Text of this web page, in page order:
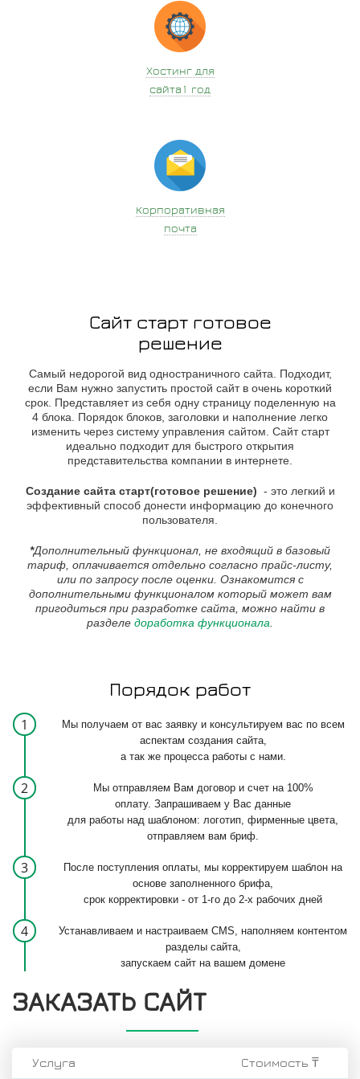
Хостинг для
сайта1 год
Корпоративная
почта
Сайт старт готовое
решение
Самый недорогой вид одностраничного сайта. Подходит,
если Вам нужно запустить простой сайт в очень короткий
срок. Представляет из себя одну страницу поделенную на
4 блока. Порядок блоков, заголовки и наполнение легко
изменить через систему управления сайтом. Сайт старт
идеально подходит для быстрого открытия
представительства компании в интернете.
Создание сайта старт(готовое решение) - это легкий и
эффективный способ донести информацию до конечного
пользователя.
*Дополнительный функционал, не входящий в базовый
тариф, оплачивается отдельно согласно прайс-листу,
или по запросу после оценки. Ознакомится с
дополнительными функционалом который может вам
пригодиться при разработке сайта, можно найти в
разделе доработка функционала
Порядок работ
1
Мы получаем от вас заявку и консультируем вас по всем
аспектам создания сайта,
а так же процесса работы с нами.
2
Мы отправляем Вам договор и счет на 100%
оплату. Запрашиваем у Вас данные
для работы над шаблоном: логотип, фирменные цвета,
отправляем вам бриф.
3
После поступления оплаты, мы корректируем шаблон на
основе заполненного брифа,
срок корректировки - от 1-го до 2-х рабочих дней
4
Устанавливаем и настраиваем CMS, наполняем контентом
разделы сайта,
запускаем сайт на вашем домене
ЗАКАЗАТЬ САЙТ
Услуга Стоимость ₸